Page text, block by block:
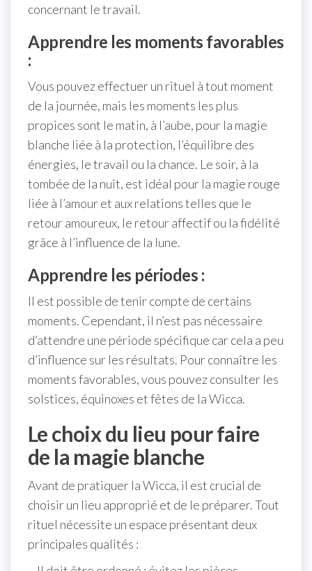
concernant le travail.
Apprendre les moments favorables
:
Vous pouvez effectuer un rituel à tout moment
de la journée, mais les moments les plus
propices sont le matin, à l’aube, pour la magie
blanche liée à la protection, l’équilibre des
énergies, le travail ou la chance. Le soir, à la
tombée de la nuit, est idéal pour la magie rouge
liée à l’amour et aux relations telles que le
retour amoureux, le retour affectif ou la fidélité
grâce à l’influence de la lune.
Apprendre les périodes :
Il est possible de tenir compte de certains
moments. Cependant, il n’est pas nécessaire
d’attendre une période spécifique car cela a peu
d’influence sur les résultats. Pour connaître les
moments favorables, vous pouvez consulter les
solstices, équinoxes et fêtes de la Wicca.
Le choix du lieu pour faire
de la magie blanche
Avant de pratiquer la Wicca, il est crucial de
choisir un lieu approprié et de le préparer. Tout
rituel nécessite un espace présentant deux
principales qualités :